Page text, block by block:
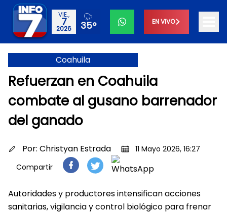
VIE.,
7
2026 35° EN VIVO
Coahuila
Refuerzan en Coahuila
combate al gusano barrenador
del ganado
Por: Christyan Estrada
11 Mayo 2026, 16:27
Compartir
Autoridades y productores intensifican acciones
sanitarias, vigilancia y control biológico para frenar